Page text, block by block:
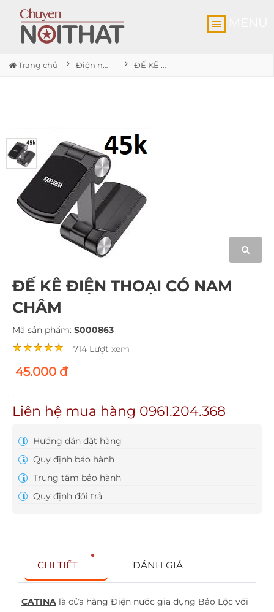
Trang chủ Điện nước gia dụng Nhơn Trạch ĐẾ KÊ ĐIỆN THOẠI CÓ NAM CHÂM
ĐẾ KÊ ĐIỆN THOẠI CÓ NAM
CHÂM
Mã sản phẩm: S000863
714 Lượt xem
45.000 đ
.
Liên hệ mua hàng 0961.204.368
Hướng dẫn đặt hàng
Quy định bảo hành
Trung tâm bảo hành
Quy định đổi trả
CHI TIẾT ĐÁNH GIÁ
CATINA là cửa hàng Điện nước gia dụng Bảo Lộc với